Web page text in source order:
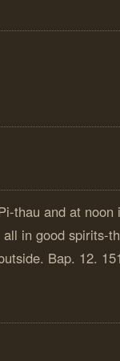
thau and at noon
in good spirits-
Bap. 12.